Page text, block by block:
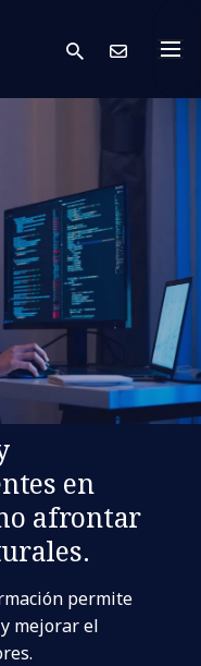
search
en
afrontar
permite
mejorar el